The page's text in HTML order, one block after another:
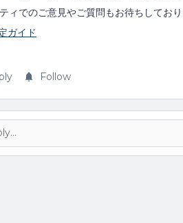
ィでのご意見やご質問もお待ちしてお
ガイド
Follow